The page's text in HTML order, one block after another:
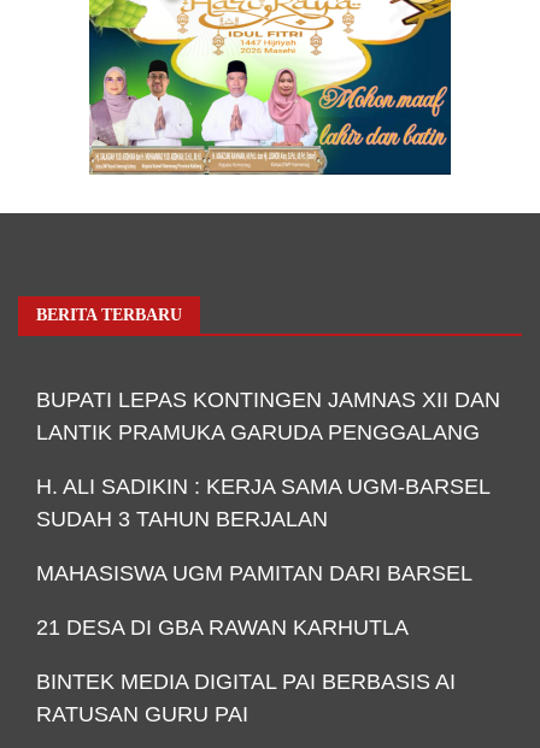
BERITA TERBARU
BUPATI LEPAS KONTINGEN JAMNAS XII DAN
LANTIK PRAMUKA GARUDA PENGGALANG
H. ALI SADIKIN : KERJA SAMA UGM-BARSEL
SUDAH 3 TAHUN BERJALAN
MAHASISWA UGM PAMITAN DARI BARSEL
21 DESA DI GBA RAWAN KARHUTLA
BINTEK MEDIA DIGITAL PAI BERBASIS AI
RATUSAN GURU PAI